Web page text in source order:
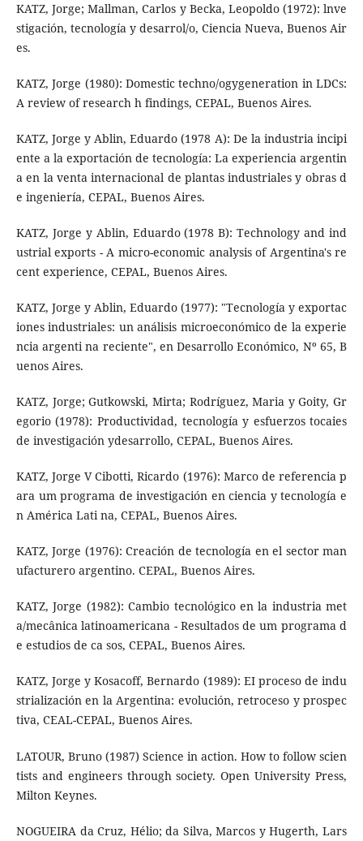
KATZ, Jorge; Mallman, Carlos y Becka, Leopoldo (1972): lnve
stigación, tecnología y desarrol/o, Ciencia Nueva, Buenos Air
es.
KATZ, Jorge (1980): Domestic techno/ogygeneration in LDCs:
A review of research h findings, CEPAL, Buenos Aires.
KATZ, Jorge y Ablin, Eduardo (1978 A): De la industria incipi
ente a la exportación de tecnología: La experiencia argentin
a en la venta in­ternacional de plantas industriales y obras d
e ingeniería, CEPAL, Buenos Aires.
KATZ, Jorge y Ablin, Eduardo (1978 B): Technology and ind
ustrial exports - A micro-economic analysis of Argentina's re
cent experience, CEPAL, Buenos Aires.
KATZ, Jorge y Ablin, Eduardo (1977): "Tecnología y exportac
iones industriales: un análisis microeconómico de la experie
ncia argenti­ na reciente", en Desarrollo Económico, Nº 65, B
uenos Aires.
KATZ, Jorge; Gutkowski, Mirta; Rodríguez, Maria y Goity, Gr
egorio (1978): Productividad, tecnología y esfuerzos tocaies
de investigación ydesarrollo, CEPAL, Buenos Aires.
KATZ, Jorge V Cibotti, Ricardo (1976): Marco de referencia p
ara um programa de investigación en ciencia y tecnología e
n América Lati­ na, CEPAL, Buenos Aires.
KATZ, Jorge (1976): Creación de tecnología en el sector man
ufacturero argentino. CEPAL, Buenos Aires.
KATZ, Jorge (1982): Cambio tecnológico en la industria met
a/mecânica latinoamericana - Resultados de um programa d
e estudios de ca­ sos, CEPAL, Buenos Aires.
KATZ, Jorge y Kosacoff, Bernardo (1989): EI proceso de indu
strialización en la Argentina: evolución, retroceso y prospec
tiva, CEAL-CEPAL, Buenos Aires.
LATOUR, Bruno (1987) Science in action. How to follow scien
tists and engineers through society. Open University Press,
Milton Keynes.
NOGUEIRA da Cruz, Hélio; da Silva, Marcos y Hugerth, Lars